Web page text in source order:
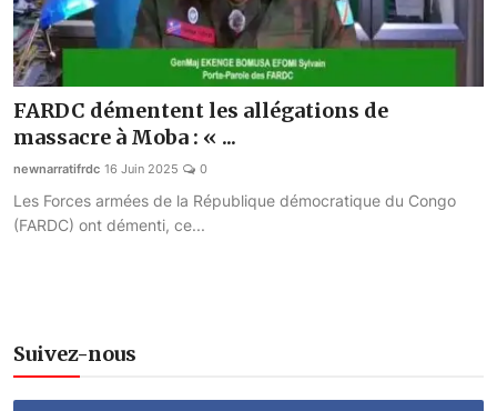
FARDC démentent les allégations de
massacre à Moba : « ...
newnarratifrdc 16 Juin 2025 0
Les Forces armées de la République démocratique du Congo
(FARDC) ont démenti, ce...
Suivez-nous